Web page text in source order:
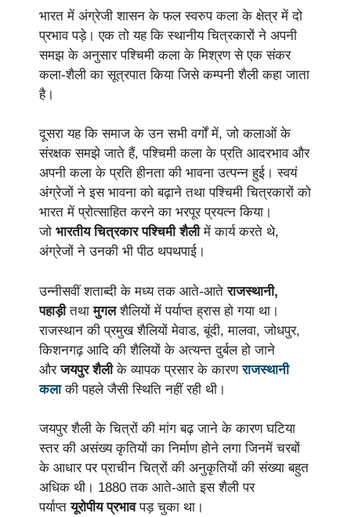
भारत में अंग्रेजी शासन के फल स्वरुप कला के क्षेत्र में दो
प्रभाव पड़े। एक तो यह कि स्थानीय चित्रकारों ने अपनी
समझ के अनुसार पश्चिमी कला के मिश्रण से एक संकर
कला-शैली का सूत्रपात किया जिसे कम्पनी शैली कहा जाता
है।
दूसरा यह कि समाज के उन सभी वर्गों में, जो कलाओं के
संरक्षक समझे जाते हैं, पश्चिमी कला के प्रति आदरभाव और
अपनी कला के प्रति हीनता की भावना उत्पन्न हुई। स्वयं
अंग्रेजों ने इस भावना को बढ़ाने तथा पश्चिमी चित्रकारों को
भारत में प्रोत्साहित करने का भरपूर प्रयत्न किया।
जो भारतीय चित्रकार पश्चिमी शैलीमें कार्य करते थे,
अंग्रेजों ने उनकी भी पीठ थपथपाई।
उन्नीसवीं शताब्दी के मध्य तक आते-आतेराजस्थानी,
पहाड़ीतथामुगलशैलियों में पर्याप्त ह्रास हो गया था।
राजस्थान की प्रमुख शैलियों मेवाड, बूंदी, मालवा, जोधपुर,
किशनगढ़ आदि की शैलियों के अत्यन्त दुर्बल हो जाने
औरजयपुर शैलीके व्यापक प्रसार के कारणराजस्थानी
कलाकी पहले जैसी स्थिति नहीं रही थी।
जयपुर शैली के चित्रों की मांग बढ़ जाने के कारण घटिया
स्तर की असंख्य कृतियों का निर्माण होने लगा जिनमें चरबों
के आधार पर प्राचीन चित्रों की अनुकृतियों की संख्या बहुत
अधिक थी। 1880 तक आते-आते इस शैली पर
पर्याप्तयूरोपीय प्रभावपड़ चुका था।